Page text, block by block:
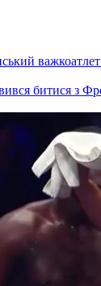
битися з